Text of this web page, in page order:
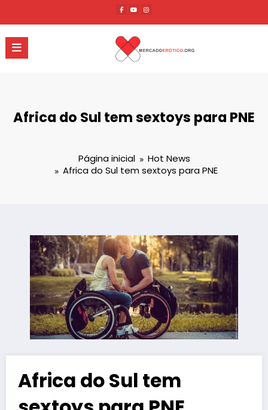
o
conteúdo
Africa do Sul tem sextoys para PNE
Página inicial
Hot News
Africa do Sul tem sextoys para PNE
Africa do Sul tem